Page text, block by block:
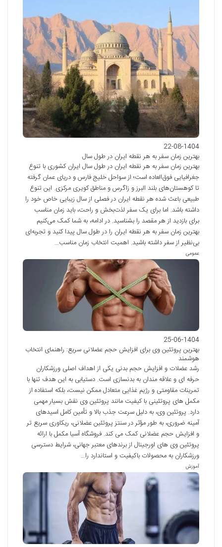
22-08-1404
بهترین زمان سفر به هر نقطه ایران در طول سال
بهترین زمان سفر به هر نقطه ایران در طول سال ایران کشوری با تنوع
جغرافیایی فوق‌العاده است؛ از سواحل خلیج فارس و دریای عمان گرفته
تا کوهستان‌های بلند البرز و زاگرس و مناطق کویری مرکزی. این تنوع
طبیعی باعث شده هر نقطه ایران در فصلی از سال زیبایی خاص خود را
داشته باشد. اما برای یک سفر لذت‌بخش و راحت، باید زمان مناسب
برای بازدید از هر مقصد را بشناسید. در ادامه، به شما کمک می‌کنیم
بهترین زمان سفر به هر نقطه ایران را در طول سال پیدا کنید و تجربه‌ای
بی‌نظیر از سفر داشته باشید. اهمیت انتخاب زمان مناسب…
عمومی
25-06-1404
بهترین پروتئین وی برای افزایش حجم عضلانی سریع: راهنمای انتخاب
هوشمند
رشد عضلات و افزایش حجم بدنی یکی از اهداف اصلی ورزشکاران
حرفه ای و علاقه مندان به بدنسازی است. دستیابی به این هدف تنها با
تمرینات مقاومتی و رژیم غذایی متعادل ممکن نیست، بلکه استفاده از
مکمل های پروتئینی با کیفیت مانند پروتئین وی نقش بسیار مهمی
دارد. پروتئین وی، به دلیل سرعت جذب بالا و تأمین کامل اسیدهای
آمینه ضروری، به طور مؤثر در سنتز پروتئین عضلانی، ریکاوری سریع تر
و افزایش حجم عضلانی کمک می کند. فروشگاه آسیا مکمل با ارائه
پروتئین وی های اورجینال از برندهای معتبر جهانی، شرایط دسترسی
ورزشکاران به محصولات باکیفیت و استاندارد را…
آموزش